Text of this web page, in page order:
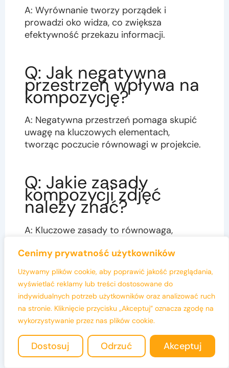
Cenimy prywatność użytkowników
Używamy plików cookie, aby poprawić jakość przeglądania,
wyświetlać reklamy lub treści dostosowane do
indywidualnych potrzeb użytkowników oraz analizować ruch
na stronie. Kliknięcie przycisku „Akceptuj” oznacza zgodę na
wykorzystywanie przez nas plików cookie.
Dostosuj Odrzuć Akceptuj
A: Wyrównanie tworzy porządek i
prowadzi oko widza, co zwiększa
efektywność przekazu informacji.
Q: Jak negatywna
przestrzeń wpływa na
kompozycję?
A: Negatywna przestrzeń pomaga skupić
uwagę na kluczowych elementach,
tworząc poczucie równowagi w projekcie.
Q: Jakie zasady
kompozycji zdjęć
należy znać?
A: Kluczowe zasady to równowaga,
poprawiają estetykę i odbiór obrazu.
Inne posty:
designie dla lepszej
harmonii
zorientowane na
użytkownika zwiększa
satysfakcję klientów